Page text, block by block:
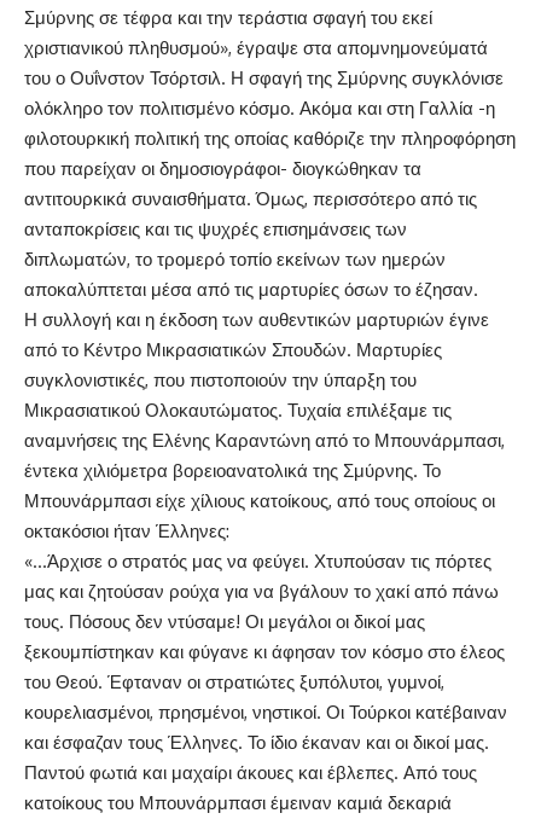
Σμύρνης σε τέφρα και την τεράστια σφαγή του εκεί
χριστιανικού πληθυσμού», έγραψε στα απομνημονεύματά
του ο Ουΐνστον Τσόρτσιλ. Η σφαγή της Σμύρνης συγκλόνισε
ολόκληρο τον πολιτισμένο κόσμο. Ακόμα και στη Γαλλία -η
φιλοτουρκική πολιτική της οποίας καθόριζε την πληροφόρηση
που παρείχαν οι δημοσιογράφοι- διογκώθηκαν τα
αντιτουρκικά συναισθήματα. Όμως, περισσότερο από τις
ανταποκρίσεις και τις ψυχρές επισημάνσεις των
διπλωματών, το τρομερό τοπίο εκείνων των ημερών
αποκαλύπτεται μέσα από τις μαρτυρίες όσων το έζησαν.
Η συλλογή και η έκδοση των αυθεντικών μαρτυριών έγινε
από το Κέντρο Μικρασιατικών Σπουδών. Μαρτυρίες
συγκλονιστικές, που πιστοποιούν την ύπαρξη του
Μικρασιατικού Ολοκαυτώματος. Τυχαία επιλέξαμε τις
αναμνήσεις της Ελένης Καραντώνη από το Μπουνάρμπασι,
έντεκα χιλιόμετρα βορειοανατολικά της Σμύρνης. Το
Μπουνάρμπασι είχε χίλιους κατοίκους, από τους οποίους οι
οκτακόσιοι ήταν Έλληνες:
«…Άρχισε ο στρατός μας να φεύγει. Χτυπούσαν τις πόρτες
μας και ζητούσαν ρούχα για να βγάλουν το χακί από πάνω
τους. Πόσους δεν ντύσαμε! Οι μεγάλοι οι δικοί μας
ξεκουμπίστηκαν και φύγανε κι άφησαν τον κόσμο στο έλεος
του Θεού. Έφταναν οι στρατιώτες ξυπόλυτοι, γυμνοί,
κουρελιασμένοι, πρησμένοι, νηστικοί. Οι Τούρκοι κατέβαιναν
και έσφαζαν τους Έλληνες. Το ίδιο έκαναν και οι δικοί μας.
Παντού φωτιά και μαχαίρι άκουες και έβλεπες. Από τους
κατοίκους του Μπουνάρμπασι έμειναν καμιά δεκαριά